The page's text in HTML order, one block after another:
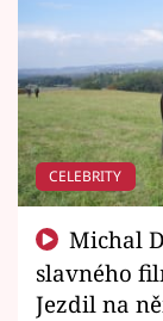
CELEBRITY
slavného
Jezdil na